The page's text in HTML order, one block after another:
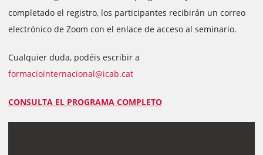
completado el registro, los participantes recibirán un correo
electrónico de Zoom con el enlace de acceso al seminario.
Cualquier duda, podéis escribir a
formaciointernacional@icab.cat
CONSULTA EL PROGRAMA COMPLETO